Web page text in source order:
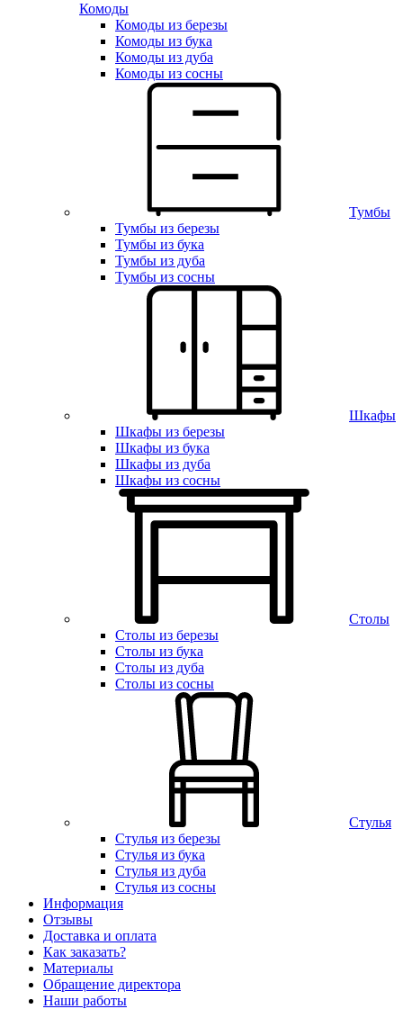
Комоды
Комоды из березы
Комоды из бука
Комоды из дуба
Комоды из сосны
Тумбы
Тумбы из березы
Тумбы из бука
Тумбы из дуба
Тумбы из сосны
Шкафы
Шкафы из березы
Шкафы из бука
Шкафы из дуба
Шкафы из сосны
Столы
Столы из березы
Столы из бука
Столы из дуба
Столы из сосны
Стулья
Стулья из березы
Стулья из бука
Стулья из дуба
Стулья из сосны
Информация
Отзывы
Доставка и оплата
Как заказать?
Материалы
Обращение директора
Наши работы